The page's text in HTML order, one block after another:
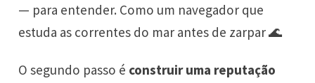
— para entender. Como um navegador que
estuda as correntes do mar antes de zarpar 🌊
O segundo passo é construir uma reputação